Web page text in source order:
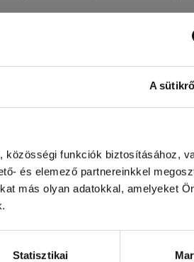
A
közösségi funkciók biztosításához,
és elemező partnereinkkel
más olyan adatokkal, amelyeket
Statisztikai
a modul hatékonyságát.
viselkedésnek köszönhetően.
és a Traceable Quality Tra.Q™